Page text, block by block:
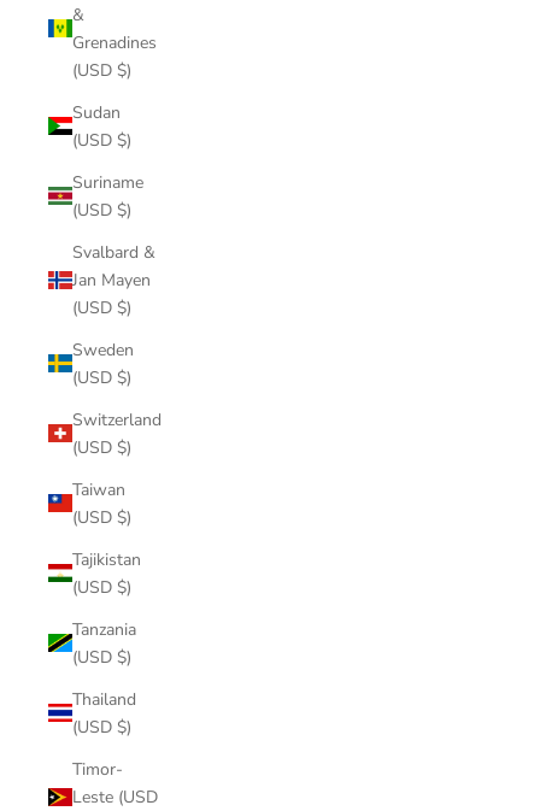
&
Grenadines
(USD $)
Sudan
(USD $)
Suriname
(USD $)
Svalbard &
Jan Mayen
(USD $)
Sweden
(USD $)
Switzerland
(USD $)
Taiwan
(USD $)
Tajikistan
(USD $)
Tanzania
(USD $)
Thailand
(USD $)
Timor-
Leste (USD